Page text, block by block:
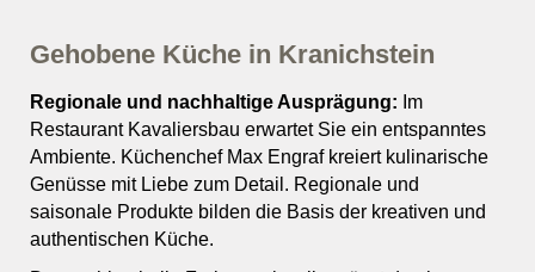
Gehobene Küche in Kranichstein
Regionale und nachhaltige Ausprägung: Im
Restaurant Kavaliersbau erwartet Sie ein entspanntes
Ambiente. Küchenchef Max Engraf kreiert kulinarische
Genüsse mit Liebe zum Detail. Regionale und
saisonale Produkte bilden die Basis der kreativen und
authentischen Küche.